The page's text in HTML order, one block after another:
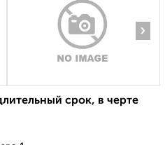
›
срок, в черте